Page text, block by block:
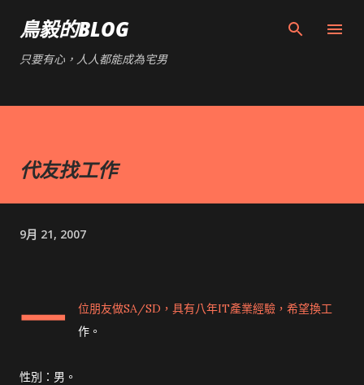
鳥毅的BLOG
只要有心，人人都能成為宅男
代友找工作
9月 21, 2007
一
位朋友做SA/SD，具有八年IT產業經驗，希望換工
作。
性別：男。